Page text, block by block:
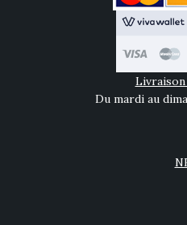
Du mardi au